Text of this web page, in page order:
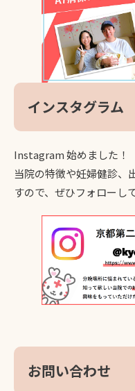
インスタグラム
Instagram 始めました！
当院の特徴や妊婦健診、
すので、ぜひフォローし
お問い合わせ